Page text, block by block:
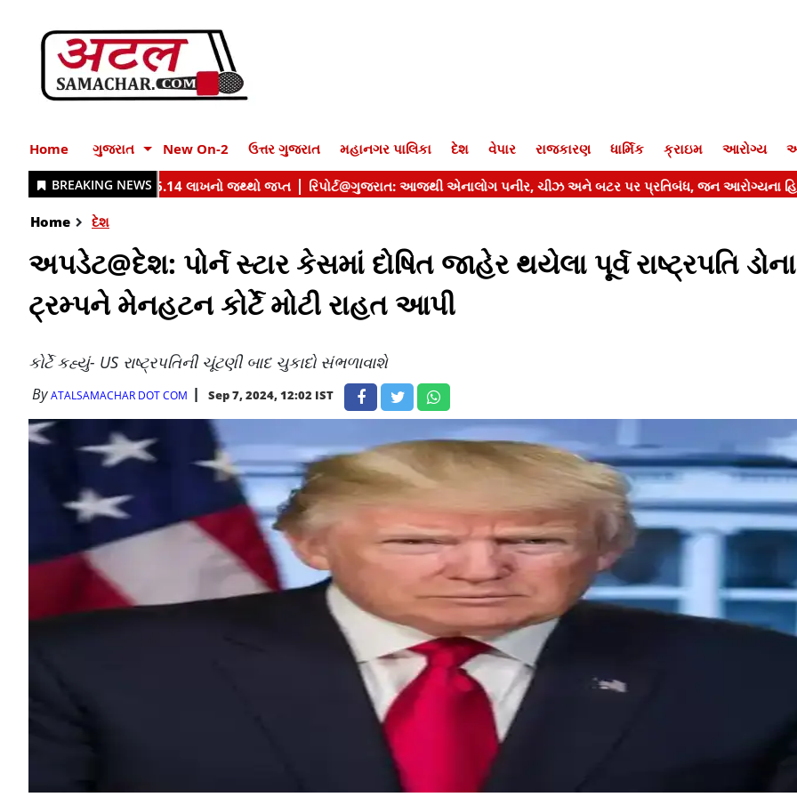
Home ગુજરાત New On-2 ઉત્તર ગુજરાત મહાનગર પાલિકા દેશ વેપાર રાજકારણ ધાર્મિક ક્રાઇમ આરોગ્ય
Home દેશ
અપડેટ@દેશ: ​પોર્ન સ્ટાર કેસમાં દોષિત જાહેર થયેલા પૂર્વ રાષ્ટ્રપતિ
ટ્રમ્પને મેનહટન કોર્ટે મોટી રાહત આપી
કોર્ટે કહ્યું- US રાષ્ટ્રપતિની ચૂંટણી બાદ ચુકાદો સંભળાવાશે
ByATALSAMACHAR DOT COM Sep 7, 2024, 12:02 IST